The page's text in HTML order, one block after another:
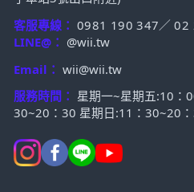
客服專線： 0981 190 347／02
LINE@： @wii.tw
Email： wii@wii.tw
服務時間： 星期一~星期五:10：
30~20：30 星期日:11：30~20